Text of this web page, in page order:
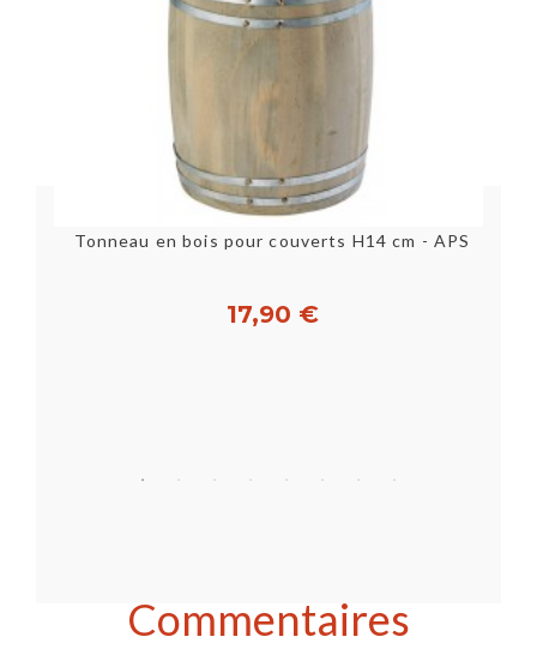
Tonneau en bois pour couverts H14 cm - APS
17,90 €
Commentaires